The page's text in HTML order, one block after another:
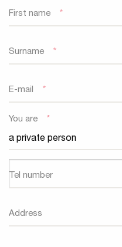
First name *
Surname *
E-mail *
You are *
Tel number
Address